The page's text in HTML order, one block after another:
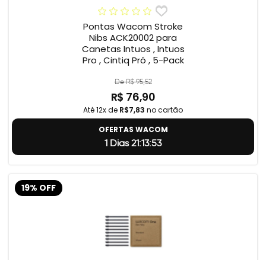
Pontas Wacom Stroke
Nibs ACK20002 para
Canetas Intuos , Intuos
Pro , Cintiq Pró , 5-Pack
De R$ 95,52
R$ 76,90
Até 12x de R$7,83 no cartão
OFERTAS WACOM
1 Dias 21:13:52
19% OFF